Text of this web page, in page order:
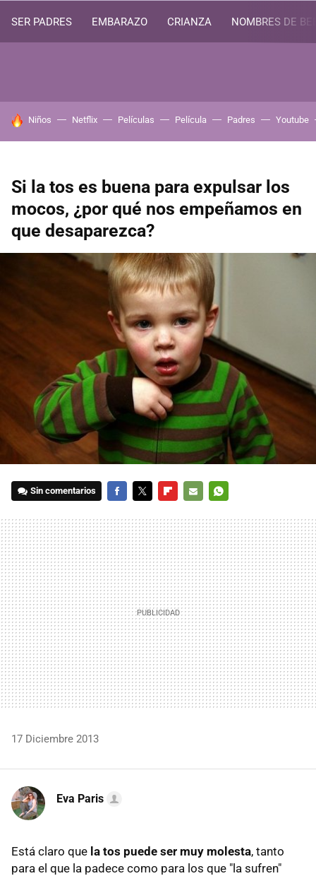
SER PADRES EMBARAZO CRIANZA NOMBRES DE
HOY SE HABLA DE
Niños Netflix Películas Película Padres Youtube
Si la tos es buena para expulsar los
mocos, ¿por qué nos empeñamos en
que desaparezca?
Sin comentarios
MAIL
17 Diciembre 2013
Eva Paris
Está claro que la tos puede ser muy molesta, tanto
para el que la padece como para los que "la sufren"